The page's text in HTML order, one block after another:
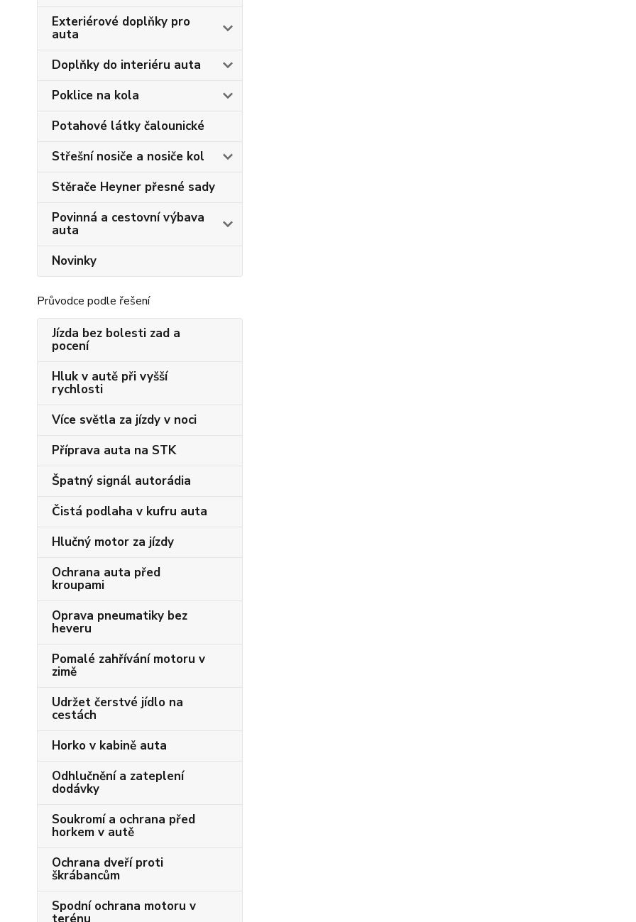
Exteriérové doplňky pro
auta
Doplňky do interiéru auta
Poklice na kola
Potahové látky čalounické
Střešní nosiče a nosiče kol
Stěrače Heyner přesné sady
Povinná a cestovní výbava
auta
Novinky
Průvodce podle řešení
Jízda bez bolesti zad a
pocení
Hluk v autě při vyšší
rychlosti
Více světla za jízdy v noci
Příprava auta na STK
Špatný signál autorádia
Čistá podlaha v kufru auta
Hlučný motor za jízdy
Ochrana auta před
kroupami
Oprava pneumatiky bez
heveru
Pomalé zahřívání motoru v
zimě
Udržet čerstvé jídlo na
cestách
Horko v kabině auta
Odhlučnění a zateplení
dodávky
Soukromí a ochrana před
horkem v autě
Ochrana dveří proti
škrábancům
Spodní ochrana motoru v